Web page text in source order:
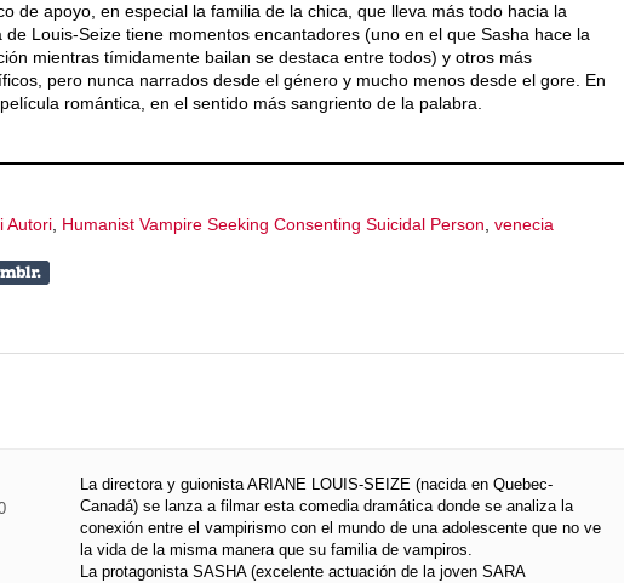
de apoyo, en especial la familia de la chica, que lleva más todo hacia la
de Louis-Seize tiene momentos encantadores (uno en el que Sasha hace la
mientras tímidamente bailan se destaca entre todos) y otros más
pero nunca narrados desde el género y mucho menos desde el gore. En
romántica, en el sentido más sangriento de la palabra.
Autori, Humanist Vampire Seeking Consenting Suicidal Person, venecia
La directora y guionista ARIANE LOUIS-SEIZE (nacida en Quebec-
Canadá) se lanza a filmar esta comedia dramática donde se analiza la
conexión entre el vampirismo con el mundo de una adolescente que no ve
la vida de la misma manera que su familia de vampiros.
La protagonista SASHA (excelente actuación de la joven SARA